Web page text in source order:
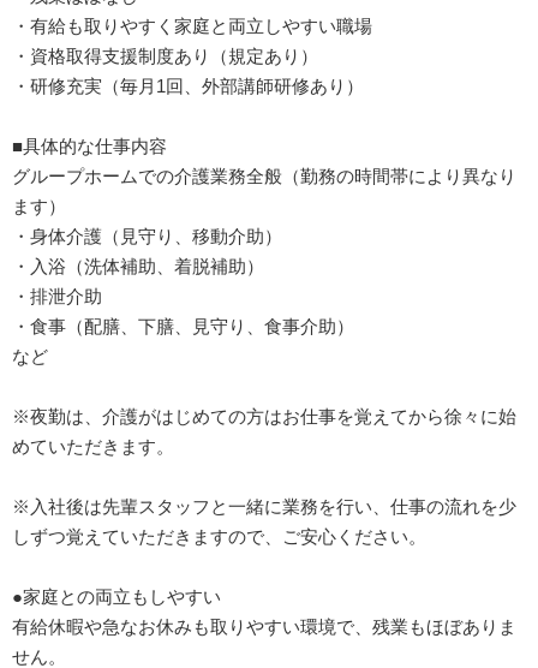
・有給も取りやすく家庭と両立しやすい職場
・資格取得支援制度あり（規定あり）
・研修充実（毎月1回、外部講師研修あり）
■具体的な仕事内容
グループホームでの介護業務全般（勤務の時間帯により異なり
ます）
・身体介護（見守り、移動介助）
・入浴（洗体補助、着脱補助）
・排泄介助
・食事（配膳、下膳、見守り、食事介助）
など
※夜勤は、介護がはじめての方はお仕事を覚えてから徐々に始
めていただきます。
※入社後は先輩スタッフと一緒に業務を行い、仕事の流れを少
しずつ覚えていただきますので、ご安心ください。
●家庭との両立もしやすい
有給休暇や急なお休みも取りやすい環境で、残業もほぼありま
せん。